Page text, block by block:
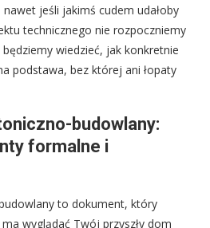
jeśli jakimś cudem udałoby
technicznego nie rozpoczniemy
wiedzieć, jak konkretnie
podstawa, bez której ani łopaty
budowlany:
formalne i
to dokument, który
wyglądać Twój przyszły dom